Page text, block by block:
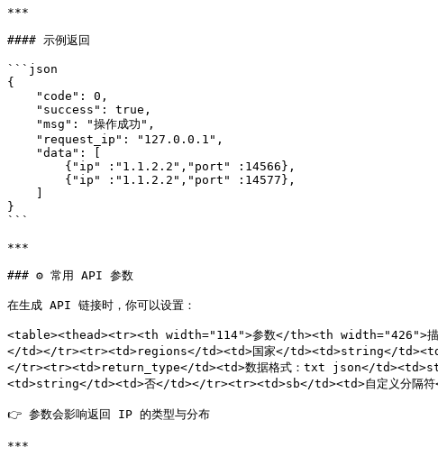
***
#### 示例返回
```json
{
}
```
***
### ⚙️ 常用 API 参数
在生成 API 链接时，你可以设置：
<table><thead><tr><th width="114">参数</th><th width="426">
</td></tr><tr><td>regions</td><td>国家</td><td>string</
</tr><tr><td>return_type</td><td>数据格式：txt json</
<td>string</td><td>否</td></tr><tr><td>sb</td><td>自定义分
👉 参数会影响返回 IP 的类型与分布
***